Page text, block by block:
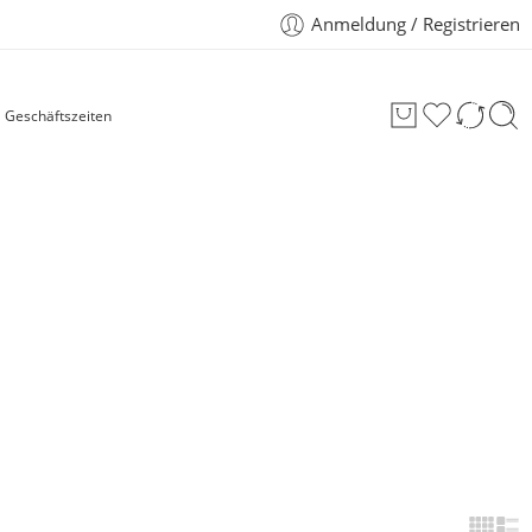
Anmeldung / Registrieren
Geschäftszeiten